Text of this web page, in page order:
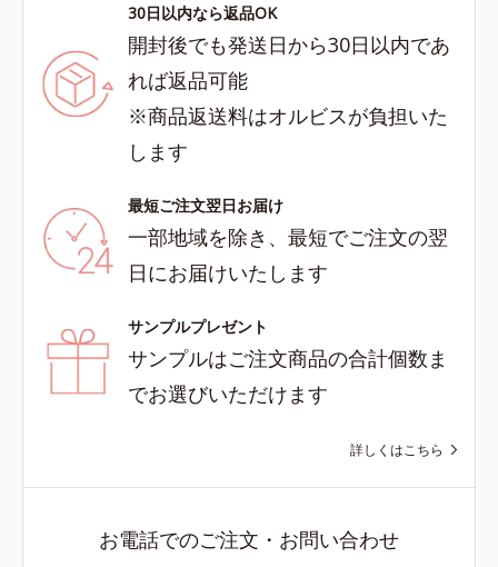
30日以内なら返品OK
開封後でも発送日から30日以内であ
れば返品可能
※商品返送料はオルビスが負担いた
します
最短ご注文翌日お届け
一部地域を除き、最短でご注文の翌
日にお届けいたします
サンプルプレゼント
サンプルはご注文商品の合計個数ま
でお選びいただけます
詳しくはこちら
お電話でのご注文・お問い合わせ